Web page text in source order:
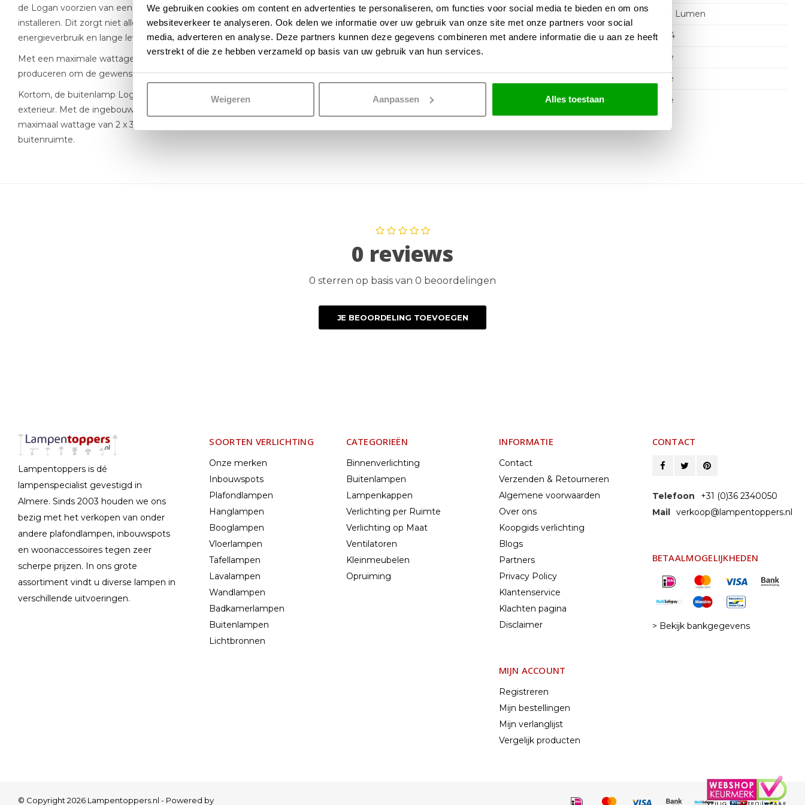
We gebruiken cookies om content en advertenties te personaliseren, om functies voor social media te bieden en om ons
websiteverkeer te analyseren. Ook delen we informatie over uw gebruik van onze site met onze partners voor social
media, adverteren en analyse. Deze partners kunnen deze gegevens combineren met andere informatie die u aan ze heeft
verstrekt of die ze hebben verzameld op basis van uw gebruik van hun services.
Weigeren Aanpassen Alles toestaan
de Logan voorzien van een GU10-fitting, waardoor je gemakkelijk een led-lamp kunt
installeren. Dit zorgt niet alleen voor een goede lichtkwaliteit, maar ook voor een laag
energieverbruik en lange levensduur van de lamp.
Met een maximale wattage van 35W is de Logan in staat om voldoende licht te
produceren om de gewenste buitenruimte goed te verlichten.
Kortom, de buitenlamp Logan is een functionele en stijlvolle toevoeging aan jouw
exterieur. Met de ingebouwde lichtsensor, duurzame materialen, GU10-fitting en een
maximaal wattage van 2 x 35Watt is deze lamp geschikt voor het verlichten van elke
buitenruimte.
Lichtsterkte
970 Lumen
IP waarde
IP54
Incl. Snoer & Stekker
Nee
Nee
Nee
0 reviews
0 sterren op basis van 0 beoordelingen
JE BEOORDELING TOEVOEGEN
Lampentoppers is dé
lampenspecialist gevestigd in
Almere. Sinds 2003 houden we ons
bezig met het verkopen van onder
andere plafondlampen, inbouwspots
en woonaccessoires tegen zeer
scherpe prijzen. In ons grote
assortiment vindt u diverse lampen in
verschillende uitvoeringen.
SOORTEN VERLICHTING
Onze merken
Inbouwspots
Plafondlampen
Hanglampen
Booglampen
Vloerlampen
Tafellampen
Lavalampen
Wandlampen
Badkamerlampen
Buitenlampen
Lichtbronnen
CATEGORIEËN
Binnenverlichting
Buitenlampen
Lampenkappen
Verlichting per Ruimte
Verlichting op Maat
Ventilatoren
Kleinmeubelen
Opruiming
INFORMATIE
Contact
Verzenden & Retourneren
Algemene voorwaarden
Over ons
Koopgids verlichting
Blogs
Partners
Privacy Policy
Klantenservice
Klachten pagina
Disclaimer
MIJN ACCOUNT
Registreren
Mijn bestellingen
Mijn verlanglijst
Vergelijk producten
CONTACT
Telefoon
+31 (0)36 2340050
Mail verkoop@lampentoppers.nl
BETAALMOGELIJKHEDEN
> Bekijk bankgegevens
© Copyright 2026 Lampentoppers.nl - Powered by